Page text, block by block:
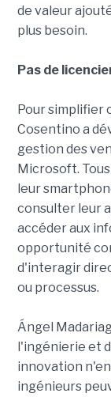
de valeur
plus besoin.
Pas de
Pour simplifier
Cosentino a
gestion des
Microsoft.
leur
consulter leur
accéder aux
opportunité
d'interagir
ou processus.
Ángel
l'ingénierie et
innovation
ingénieurs